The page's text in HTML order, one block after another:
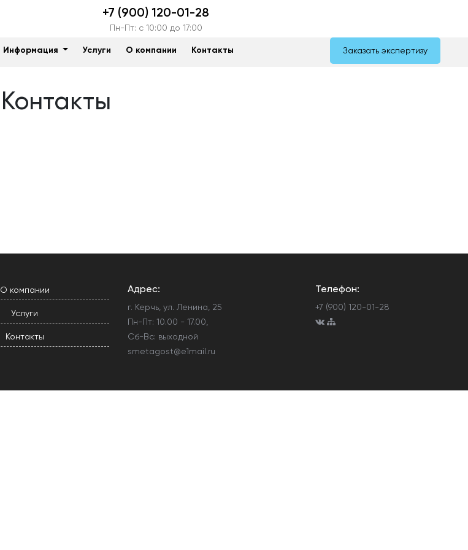
+7 (900) 120-01-28
Пн-Пт: c 10:00 до 17:00
Информация Услуги О компании Контакты Заказать экспертизу
Контакты
О компании
Услуги
Контакты
Адрес:
г. Керчь, ул. Ленина, 25
Пн-Пт: 10.00 - 17.00,
Сб-Вс: выходной
smetagost@e1mail.ru
Телефон:
+7 (900) 120-01-28